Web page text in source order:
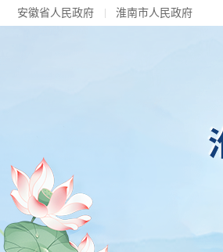
安徽省人民政府 淮南市人民政府